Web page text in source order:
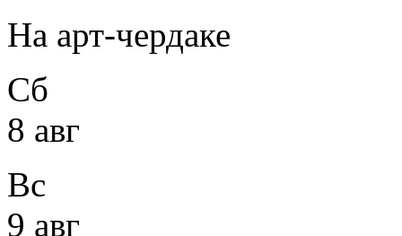
На арт-чердаке
Сб
8 авг
Вс
9 авг